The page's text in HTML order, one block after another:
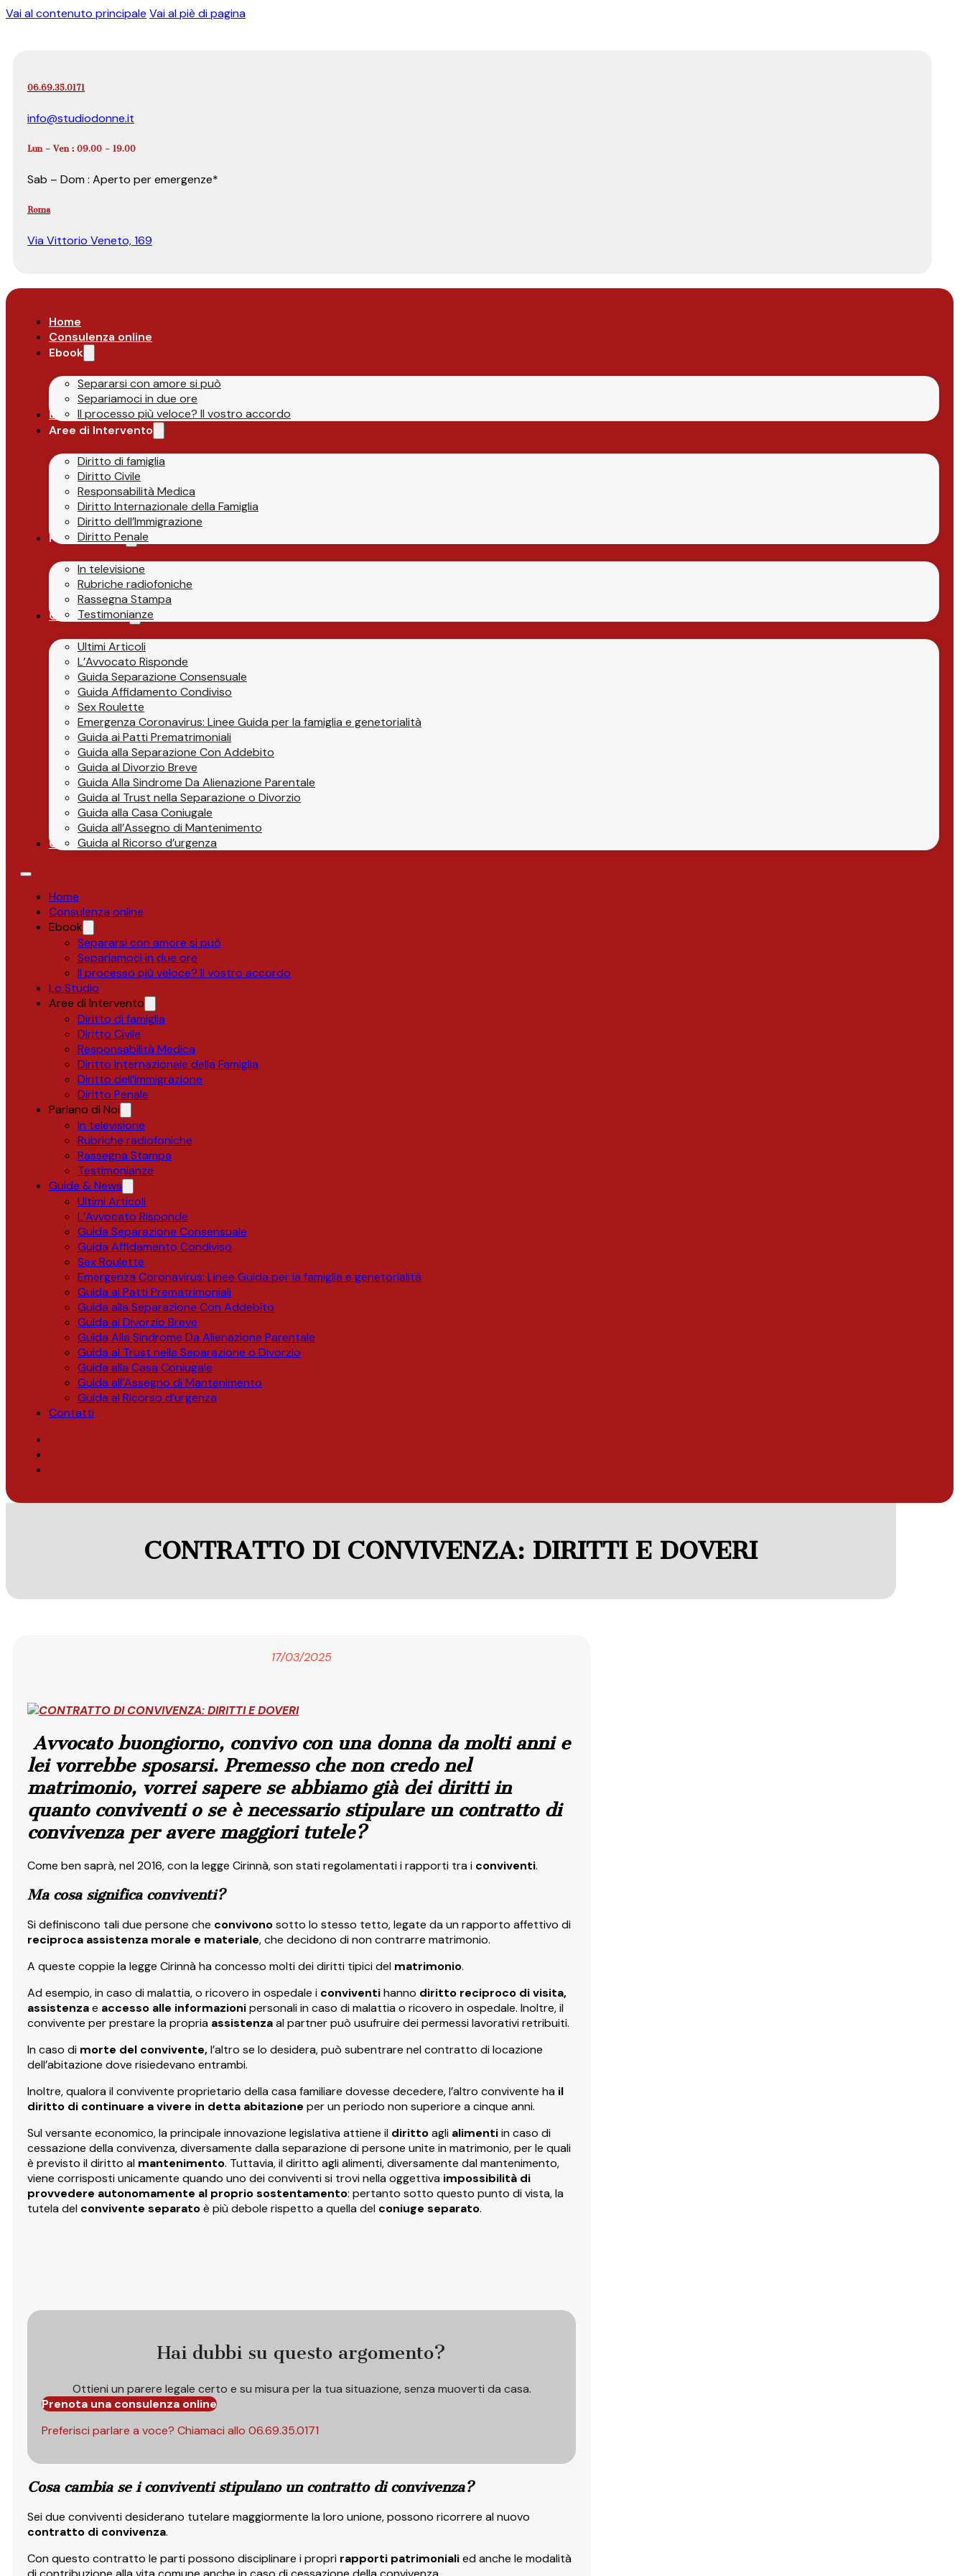
Vai al contenuto principale Vai al piè di pagina
06.69.35.0171
info@studiodonne.it
Lun – Ven : 09.00 – 19.00
Sab – Dom : Aperto per emergenze*
Roma
Via Vittorio Veneto, 169
Home
Consulenza online
Ebook
Separarsi con amore si può
Separiamoci in due ore
Il processo più veloce? Il vostro accordo
Lo Studio
Aree di Intervento
Diritto di famiglia
Diritto Civile
Responsabilità Medica
Diritto Internazionale della Famiglia
Diritto dell’Immigrazione
Diritto Penale
Parlano di Noi
In televisione
Rubriche radiofoniche
Rassegna Stampa
Testimonianze
Guide & News
Ultimi Articoli
L’Avvocato Risponde
Guida Separazione Consensuale
Guida Affidamento Condiviso
Sex Roulette
Emergenza Coronavirus: Linee Guida per la famiglia e genetorialità
Guida ai Patti Prematrimoniali
Guida alla Separazione Con Addebito
Guida al Divorzio Breve
Guida Alla Sindrome Da Alienazione Parentale
Guida al Trust nella Separazione o Divorzio
Guida alla Casa Coniugale
Guida all’Assegno di Mantenimento
Guida al Ricorso d’urgenza
Contatti
Home
Consulenza online
Ebook
Separarsi con amore si può
Separiamoci in due ore
Il processo più veloce? Il vostro accordo
Lo Studio
Aree di Intervento
Diritto di famiglia
Diritto Civile
Responsabilità Medica
Diritto Internazionale della Famiglia
Diritto dell’Immigrazione
Diritto Penale
Parlano di Noi
In televisione
Rubriche radiofoniche
Rassegna Stampa
Testimonianze
Guide & News
Ultimi Articoli
L’Avvocato Risponde
Guida Separazione Consensuale
Guida Affidamento Condiviso
Sex Roulette
Emergenza Coronavirus: Linee Guida per la famiglia e genetorialità
Guida ai Patti Prematrimoniali
Guida alla Separazione Con Addebito
Guida al Divorzio Breve
Guida Alla Sindrome Da Alienazione Parentale
Guida al Trust nella Separazione o Divorzio
Guida alla Casa Coniugale
Guida all’Assegno di Mantenimento
Guida al Ricorso d’urgenza
Contatti
CONTRATTO DI CONVIVENZA: DIRITTI E DOVERI
17/03/2025
Avvocato buongiorno, convivo con una donna da molti anni e
lei vorrebbe sposarsi. Premesso che non credo nel
matrimonio, vorrei sapere se abbiamo già dei diritti in
quanto conviventi o se è necessario stipulare un contratto di
convivenza per avere maggiori tutele?
Come ben saprà, nel 2016, con la legge Cirinnà, son stati regolamentati i rapporti tra i conviventi.
Ma cosa significa conviventi?
Si definiscono tali due persone che convivonosotto lo stesso tetto, legate da un rapporto affettivo di
reciproca assistenza morale e materiale, che decidono di non contrarre matrimonio.
A queste coppie la legge Cirinnà ha concesso molti dei diritti tipici del matrimonio.
Ad esempio, in caso di malattia, o ricovero in ospedale i conviventihanno diritto reciproco di visita,
assistenzae accesso alle informazionipersonali in caso di malattia o ricovero in ospedale. Inoltre, il
convivente per prestare la propria assistenzaal partner può usufruire dei permessi lavorativi retribuiti.
In caso di morte del convivente,l’altro se lo desidera, può subentrare nel contratto di locazione
dell’abitazione dove risiedevano entrambi.
Inoltre, qualora il convivente proprietario della casa familiare dovesse decedere, l’altro convivente ha il
diritto di continuare a vivere in detta abitazione per un periodo non superiore a cinque anni.
Sul versante economico, la principale innovazione legislativa attiene il dirittoagli alimentiin caso di
cessazione della convivenza, diversamente dalla separazione di persone unite in matrimonio, per le quali
è previsto il diritto al mantenimento. Tuttavia, il diritto agli alimenti, diversamente dal mantenimento,
viene corrisposti unicamente quando uno dei conviventi si trovi nella oggettiva impossibilità di
provvedere autonomamente al proprio sostentamento: pertanto sotto questo punto di vista, la
tutela del convivente separatoè più debole rispetto a quella del coniuge separato.
Hai dubbi su questo argomento?
Ottieni un parere legale certo e su misura per la tua situazione, senza muoverti da casa.
Prenota una consulenza online
Preferisci parlare a voce? Chiamaci allo 06.69.35.0171
Cosa cambia se i conviventi stipulano un contratto di convivenza?
Sei due conviventi desiderano tutelare maggiormente la loro unione, possono ricorrere al nuovo
contratto di convivenza.
Con questo contratto le parti possono disciplinare i propri rapporti patrimonialied anche le modalità